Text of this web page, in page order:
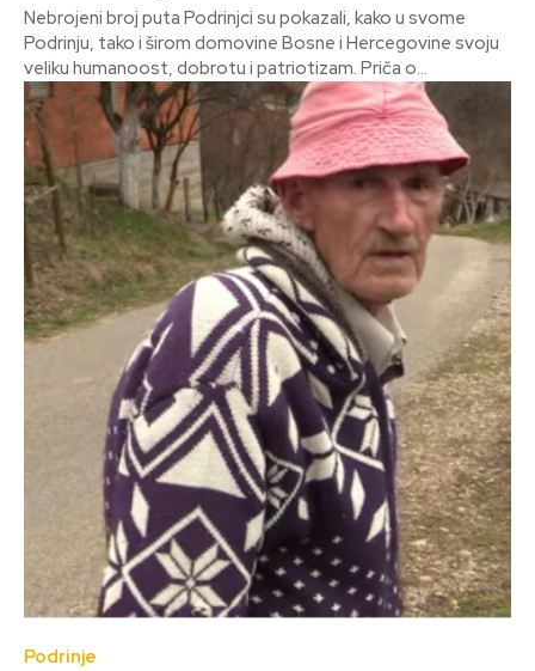
Nebrojeni broj puta Podrinjci su pokazali, kako u svome
Podrinju, tako i širom domovine Bosne i Hercegovine svoju
veliku humanoost, dobrotu i patriotizam. Priča o...
Podrinje